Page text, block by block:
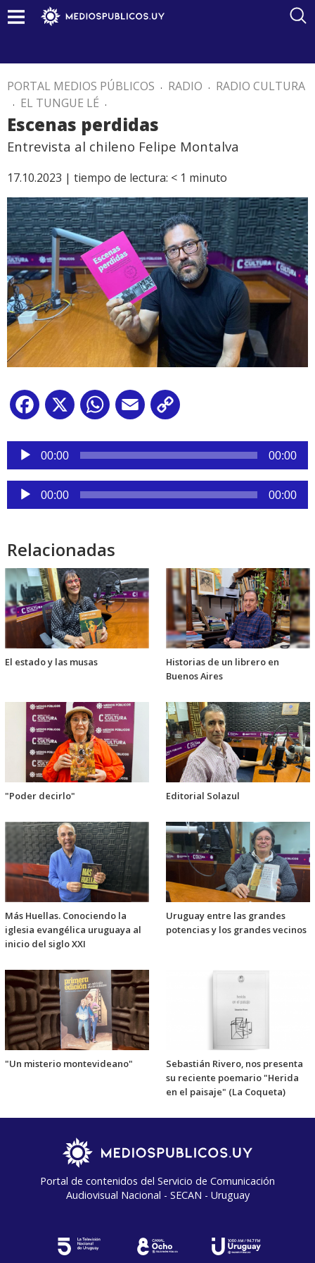
PORTAL MEDIOS PÚBLICOS . RADIO . RADIO CULTURA
. EL TUNGUE LÉ .
Escenas perdidas
Entrevista al chileno Felipe Montalva
17.10.2023 | tiempo de lectura: < 1 minuto
Facebook
X WhatsApp
Email
Reproductor
audio
00:00 00:00
Reproductor
de
00:00 00:00
Relacionadas
El estado y las musas
Historias de un librero en
Buenos Aires
"Poder decirlo" Editorial Solazul
Más Huellas. Conociendo la
iglesia evangélica uruguaya al
inicio del siglo XXI
Uruguay entre las grandes
potencias y los grandes vecinos
"Un misterio montevideano"
Sebastián Rivero, nos presenta
su reciente poemario "Herida
en el paisaje" (La Coqueta)
Portal de contenidos del Servicio de Comunicación
Audiovisual Nacional - SECAN - Uruguay